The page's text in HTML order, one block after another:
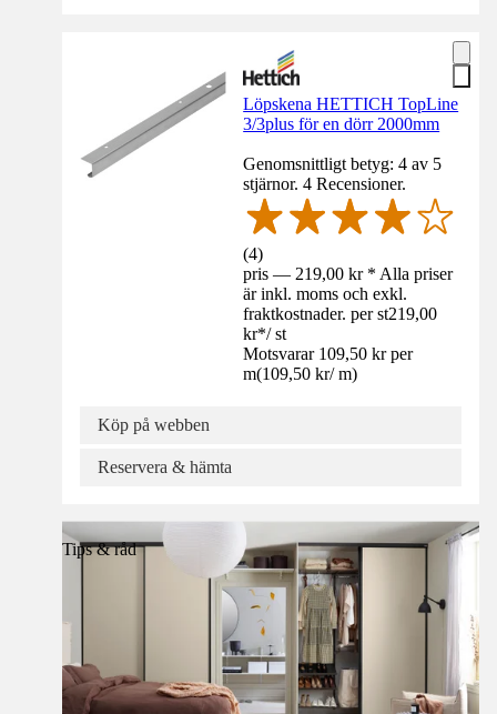
Löpskena HETTICH TopLine
3/3plus för en dörr 2000mm
Genomsnittligt betyg: 4 av 5
stjärnor. 4 Recensioner.
(4)
pris — 219,00 kr * Alla priser
är inkl. moms och exkl.
fraktkostnader. per st219,00
kr*/ st
Motsvarar 109,50 kr per
m(109,50 kr/ m)
Köp på webben
Reservera & hämta
Tips & råd